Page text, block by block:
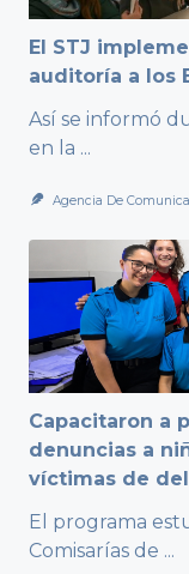
El STJ
auditoría a los
Así se informó
en la ...
Agencia De
Capacitaron a
denuncias a
víctimas de
El programa
Comisarías de ...